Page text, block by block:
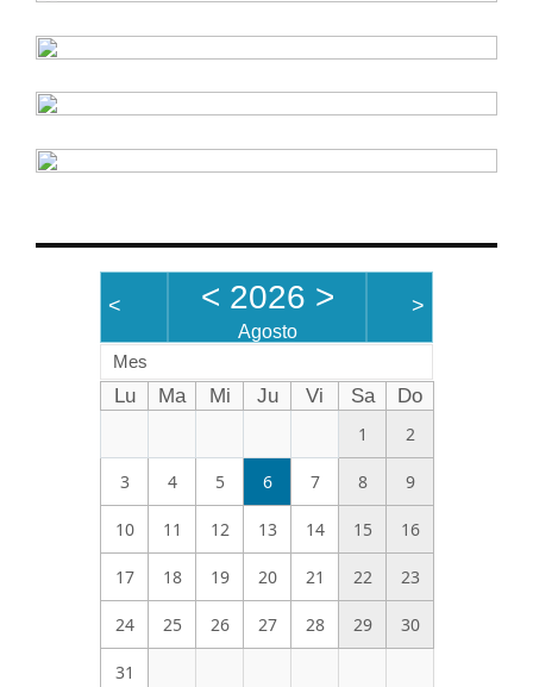
< < 2026 >
Agosto
>
Mes
Lu Ma Mi Ju Vi Sa
Do
1
2
3 4 5 6 7 8 9
10 11 12 13 14 15 16
17 18 19 20 21 22 23
24 25 26 27 28 29 30
31